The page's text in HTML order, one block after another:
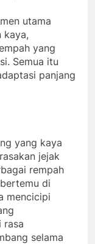
utama
kaya,
yang
Semua itu
panjang
yang kaya
jejak
rempah
di
mencicipi
rasa
selama